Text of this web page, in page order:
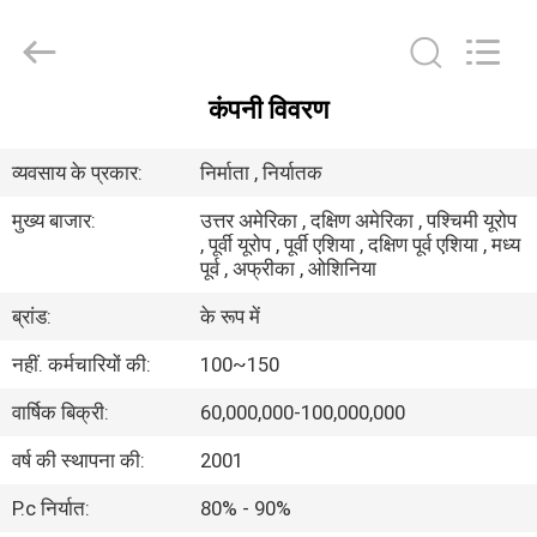
उत्पादों
हमारे
बारे
में
कारखाना
Ansheng
Display
कंपनी विवरण
व्यवसाय के प्रकार:
निर्माता , निर्यातक
मुख्य बाजार:
उत्तर अमेरिका , दक्षिण अमेरिका , पश्चिमी यूरोप
, पूर्वी यूरोप , पूर्वी एशिया , दक्षिण पूर्व एशिया , मध्य
पूर्व , अफ्रीका , ओशिनिया
ब्रांड:
के रूप में
नहीं. कर्मचारियों की:
100~150
वार्षिक बिक्री:
60,000,000-100,000,000
वर्ष की स्थापना की:
2001
P.c निर्यात:
80% - 90%